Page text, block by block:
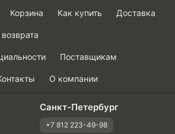
к аквапланированию
цены
Корзина Как купить Доставка
Поставщикам
О компании
Санкт-Петербург
+7 812 223-49-98